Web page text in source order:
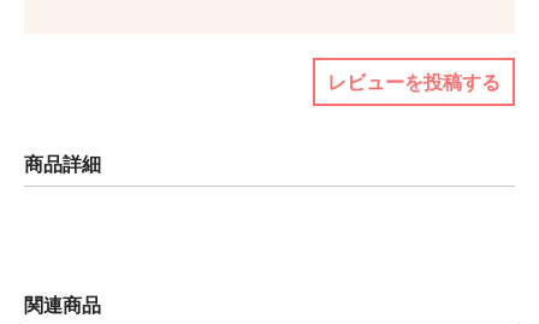
レビューを投稿する
商品詳細
関連商品